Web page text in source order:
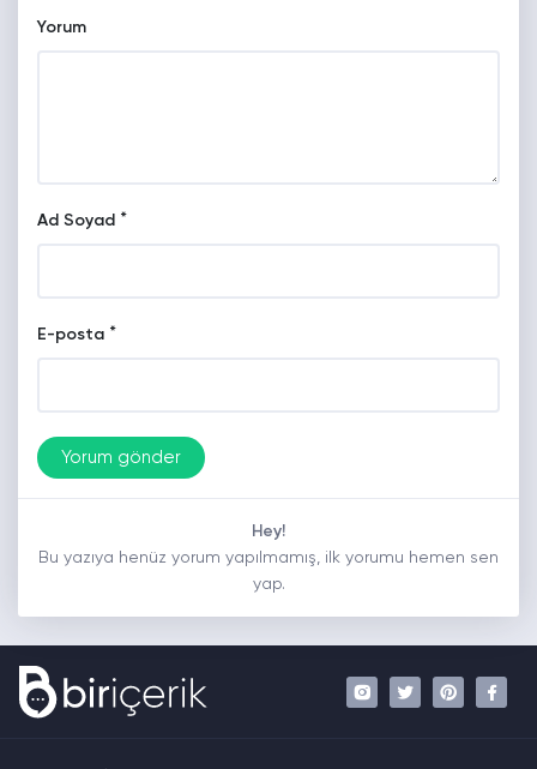
Yorum
Ad Soyad *
E-posta *
Hey!
Bu yazıya henüz yorum yapılmamış, ilk yorumu hemen sen
yap.